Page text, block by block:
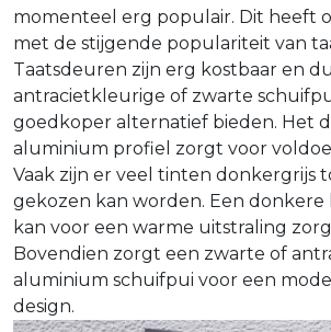
momenteel erg populair. Dit heeft
met de stijgende populariteit van
Taatsdeuren zijn erg kostbaar en
antracietkleurige of zwarte
goedkoper alternatief bieden. Het
aluminium profiel zorgt voor
Vaak zijn er veel tinten donkergrijs
gekozen kan worden. Een
kan voor een warme uitstraling
Bovendien zorgt een zwarte of
aluminium schuifpui voor een
design.